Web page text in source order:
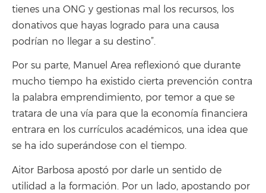
tienes una ONG y gestionas mal los recursos, los
donativos que hayas logrado para una causa
podrían no llegar a su destino”.
Por su parte, Manuel Area reflexionó que durante
mucho tiempo ha existido cierta prevención contra
la palabra emprendimiento, por temor a que se
tratara de una vía para que la economía financiera
entrara en los currículos académicos, una idea que
se ha ido superándose con el tiempo.
Aitor Barbosa apostó por darle un sentido de
utilidad a la formación. Por un lado, apostando por